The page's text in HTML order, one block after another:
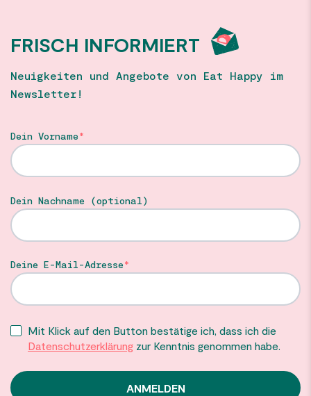
FRISCH INFORMIERT
Neuigkeiten und Angebote von Eat Happy im
Newsletter!
Dein Vorname
Dein Nachname (optional)
Deine E-Mail-Adresse
Mit Klick auf den Button bestätige ich, dass ich die
Datenschutzerklärung zur Kenntnis genommen habe.